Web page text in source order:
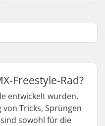
Freestyle-Rad?
entwickelt wurden,
Tricks, Sprüngen
sowohl für die